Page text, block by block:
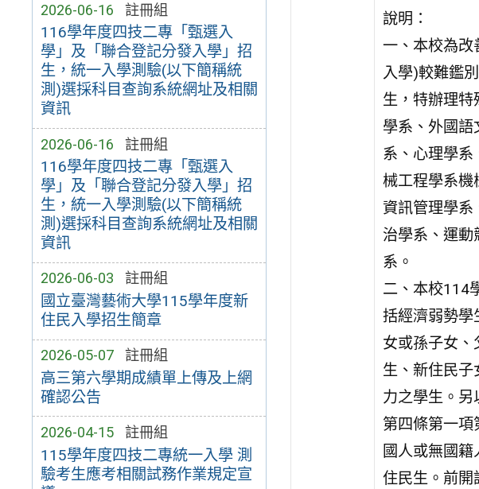
2026-06-16 註冊組
116學年度四技二專「甄選入
學」及「聯合登記分發入學」招
生，統一入學測驗(以下簡稱統
測)選採科目查詢系統網址及相關
資訊
2026-06-16 註冊組
116學年度四技二專「甄選入
學」及「聯合登記分發入學」招
生，統一入學測驗(以下簡稱統
測)選採科目查詢系統網址及相關
資訊
2026-06-03 註冊組
國立臺灣藝術大學115學年度新
住民入學招生簡章
2026-05-07 註冊組
高三第六學期成績單上傳及上網
確認公告
2026-04-15 註冊組
115學年度四技二專統一入學 測
驗考生應考相關試務作業規定宣
說明：
一、本校為改
入學)較難鑑
生，特辦理
學系、外國
系、心理學
械工程學系機
資訊管理學
治學系、運
系。
二、本校114
括經濟弱勢學
女或孫子女
生、新住民
力之學生。另
第四條第一
國人或無國
住民生。前開